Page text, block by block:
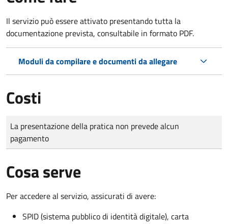
Il servizio può essere attivato presentando tutta la
documentazione prevista, consultabile in formato PDF.
Moduli da compilare e documenti da allegare
Costi
Tipo di pagamento
Importo
La presentazione della pratica non prevede alcun
pagamento
Cosa serve
Per accedere al servizio, assicurati di avere:
SPID (sistema pubblico di identità digitale), carta